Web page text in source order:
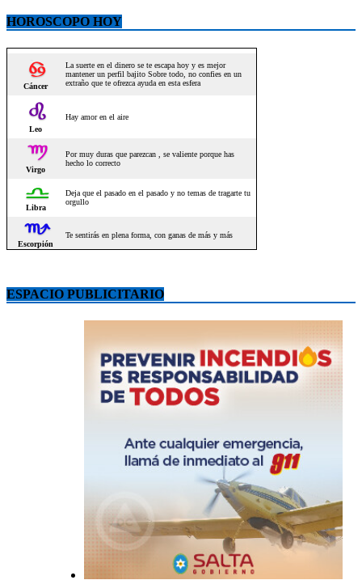
HOROSCOPO HOY
ESPACIO PUBLICITARIO